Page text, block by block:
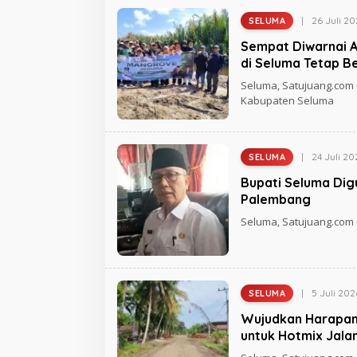
I
K
Sempat Diwarnai
di Seluma Tetap
SELUMA | 26 Juli
O
E
H
D
I
E
L
I
K
Seluma,
Kabupaten Seluma
Bupati Seluma
Palembang
SELUMA | 24 Juli
O
E
H
D
I
E
I
K
Seluma,
Wujudkan
untuk Hotmix
SELUMA | 5 Juli
O
E
H
D
I